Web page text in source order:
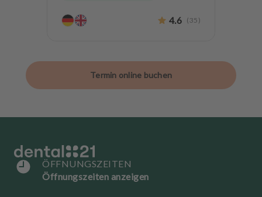
4.6 ( 35 )
Termin online buchen
ÖFFNUNGSZEITEN
Öffnungszeiten anzeigen